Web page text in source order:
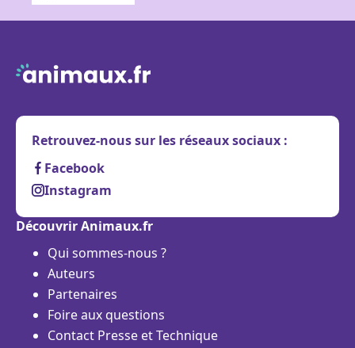
Retrouvez-nous sur les réseaux sociaux :
Facebook
Instagram
Découvrir Animaux.fr
Qui sommes-nous ?
Auteurs
Partenaires
Foire aux questions
Contact Presse et Technique